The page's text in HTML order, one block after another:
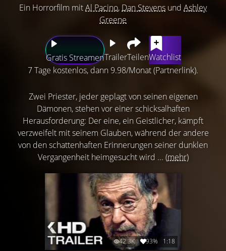
Ein Horrorfilm mitAl Pacino, Dan Stevens und Ashley
Greene
Gratis StreamenTrailerTeilenWatchlist
7 Tage kostenlos, dann 9.98/Monat (Partnerlink).
Zwei Priester, jeder geplagt von seinen eigenen
Dämonen, stehen vor einer schicksalhaften
Herausforderung: Der eine, ein Geistlicher, kämpft
verzweifelt mit seinem Glauben, während der andere
von den schattenhaften Erinnerungen seiner dunklen
Vergangenheit heimgesucht wird ... (mehr)
42.3K 93% 1:18